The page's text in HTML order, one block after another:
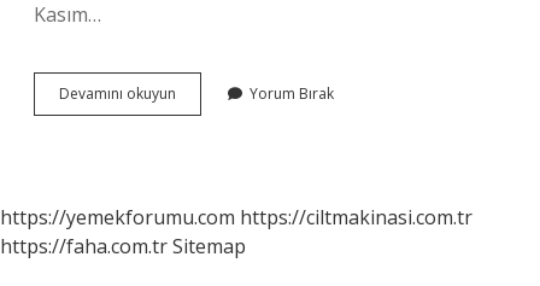
Kasım…
Devamını okuyun
Kaç
Yorum Bırak
https://yemekforumu.com https://ciltmakinasi.com.tr
https://faha.com.trSitemap